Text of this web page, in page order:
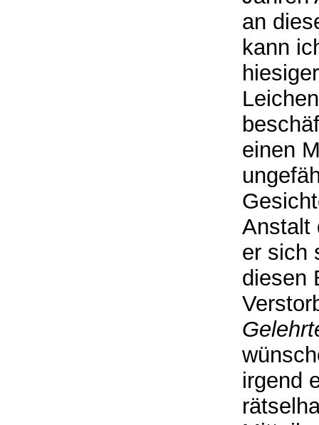
an
kann
einen
Anstalt
er sich
diesen
irgend